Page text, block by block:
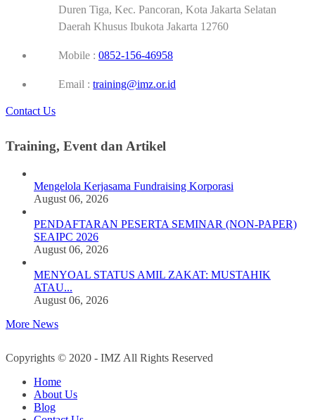
Duren Tiga, Kec. Pancoran, Kota Jakarta Selatan
Daerah Khusus Ibukota Jakarta 12760
Mobile : 0852-156-46958
Email : training@imz.or.id
Contact Us
Training, Event dan Artikel
Mengelola Kerjasama Fundraising Korporasi
August 06, 2026
PENDAFTARAN PESERTA SEMINAR (NON-PAPER)
SEAIPC 2026
August 06, 2026
MENYOAL STATUS AMIL ZAKAT: MUSTAHIK
ATAU...
August 06, 2026
More News
Copyrights © 2020 - IMZ All Rights Reserved
Home
About Us
Blog